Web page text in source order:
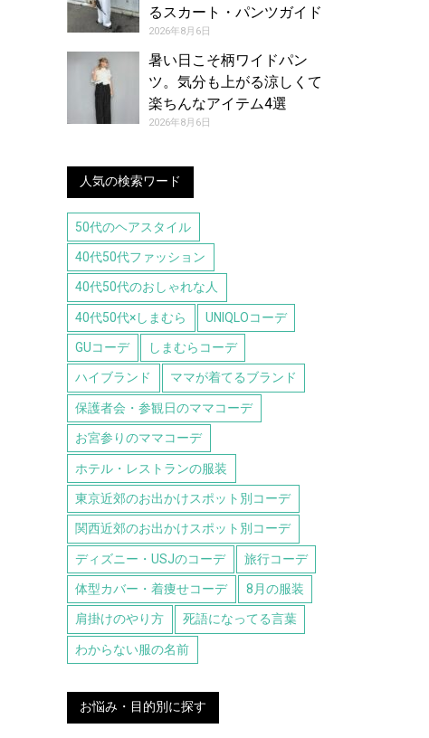
るスカート・パンツガイド
2026年8月6日
暑い日こそ柄ワイドパン
ツ。気分も上がる涼しくて
楽ちんなアイテム4選
2026年8月6日
人気の検索ワード
50代のヘアスタイル
40代50代ファッション
40代50代のおしゃれな人
40代50代×しまむら UNIQLOコーデ
GUコーデ しまむらコーデ
ハイブランド ママが着てるブランド
保護者会・参観日のママコーデ
お宮参りのママコーデ
ホテル・レストランの服装
東京近郊のお出かけスポット別コーデ
関西近郊のお出かけスポット別コーデ
ディズニー・USJのコーデ 旅行コーデ
体型カバー・着痩せコーデ 8月の服装
肩掛けのやり方 死語になってる言葉
わからない服の名前
お悩み・目的別に探す